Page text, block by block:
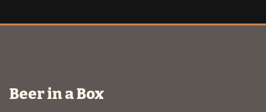
Beer in a Box